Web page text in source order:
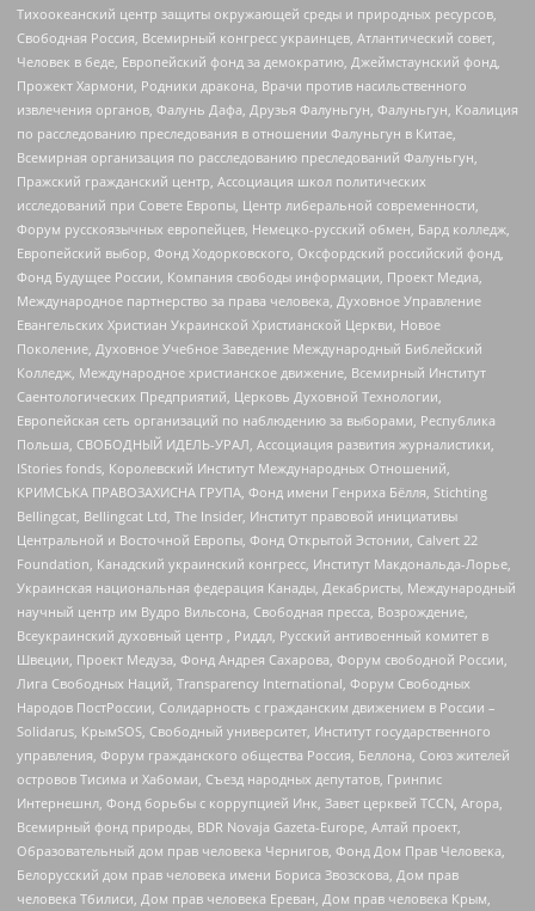
Тихоокеанский центр защиты окружающей среды и природных ресурсов,
Свободная Россия, Всемирный конгресс украинцев, Атлантический совет,
Человек в беде, Европейский фонд за демократию, Джеймстаунский фонд,
Прожект Хармони, Родники дракона, Врачи против насильственного
извлечения органов, Фалунь Дафа, Друзья Фалуньгун, Фалуньгун, Коалиция
по расследованию преследования в отношении Фалуньгун в Китае,
Всемирная организация по расследованию преследований Фалуньгун,
Пражский гражданский центр, Ассоциация школ политических
исследований при Совете Европы, Центр либеральной современности,
Форум русскоязычных европейцев, Немецко-русский обмен, Бард колледж,
Европейский выбор, Фонд Ходорковского, Оксфордский российский фонд,
Фонд Будущее России, Компания свободы информации, Проект Медиа,
Международное партнерство за права человека, Духовное Управление
Евангельских Христиан Украинской Христианской Церкви, Новое
Поколение, Духовное Учебное Заведение Международный Библейский
Колледж, Международное христианское движение, Всемирный Институт
Саентологических Предприятий, Церковь Духовной Технологии,
Европейская сеть организаций по наблюдению за выборами, Республика
Польша, СВОБОДНЫЙ ИДЕЛЬ-УРАЛ, Ассоциация развития журналистики,
IStories fonds, Королевский Институт Международных Отношений,
КРИМСЬКА ПРАВОЗАХИСНА ГРУПА, Фонд имени Генриха Бёлля, Stichting
Bellingcat, Bellingcat Ltd, The Insider, Институт правовой инициативы
Центральной и Восточной Европы, Фонд Открытой Эстонии, Calvert 22
Foundation, Канадский украинский конгресс, Институт Макдональда-Лорье,
Украинская национальная федерация Канады, Декабристы, Международный
научный центр им Вудро Вильсона, Свободная пресса, Возрождение,
Всеукраинский духовный центр , Риддл, Русский антивоенный комитет в
Швеции, Проект Медуза, Фонд Андрея Сахарова, Форум свободной России,
Лига Свободных Наций, Transparеncy International, Форум Свободных
Народов ПостРоссии, Солидарность с гражданским движением в России –
Solidarus, КрымSOS, Свободный университет, Институт государственного
управления, Форум гражданского общества Россия, Беллона, Союз жителей
островов Тисима и Хабомаи, Съезд народных депутатов, Гринпис
Интернешнл, Фонд борьбы с коррупцией Инк, Завет церквей TCCN, Агора,
Всемирный фонд природы, BDR Novaja Gazeta-Europe, Алтай проект,
Образовательный дом прав человека Чернигов, Фонд Дом Прав Человека,
Белорусский дом прав человека имени Бориса Звозскова, Дом прав
человека Тбилиси, Дом прав человека Ереван, Дом прав человека Крым,